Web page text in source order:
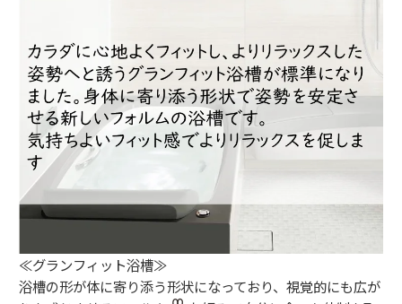
≪グランフィット浴槽≫
浴槽の形が体に寄り添う形状になっており、視覚的にも広が